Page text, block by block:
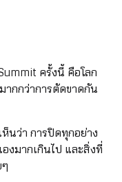
ครั้งนี้ คือโลก
ากกว่าการตัดขาดกัน
นว่า การปิดทุกอย่าง
งมากเกินไป และสิ่งที่